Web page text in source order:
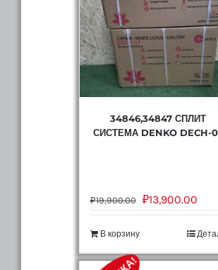
34846,34847 СПЛИТ
СИСТЕМА DENKO DECH-
₽19,900.00 ₽13,900.00
В корзину